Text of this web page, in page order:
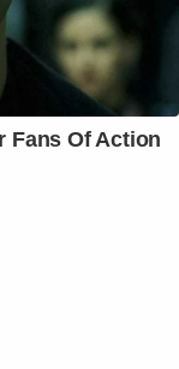
Fans Of Action